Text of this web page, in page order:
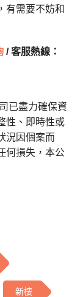
有需要不妨和
/ 客服熱線：
已盡力確保資
性、即時性或
況因個案而
何損失，本公
新樓